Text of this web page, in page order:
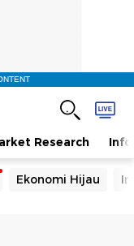
Research
Ekonomi Hijau